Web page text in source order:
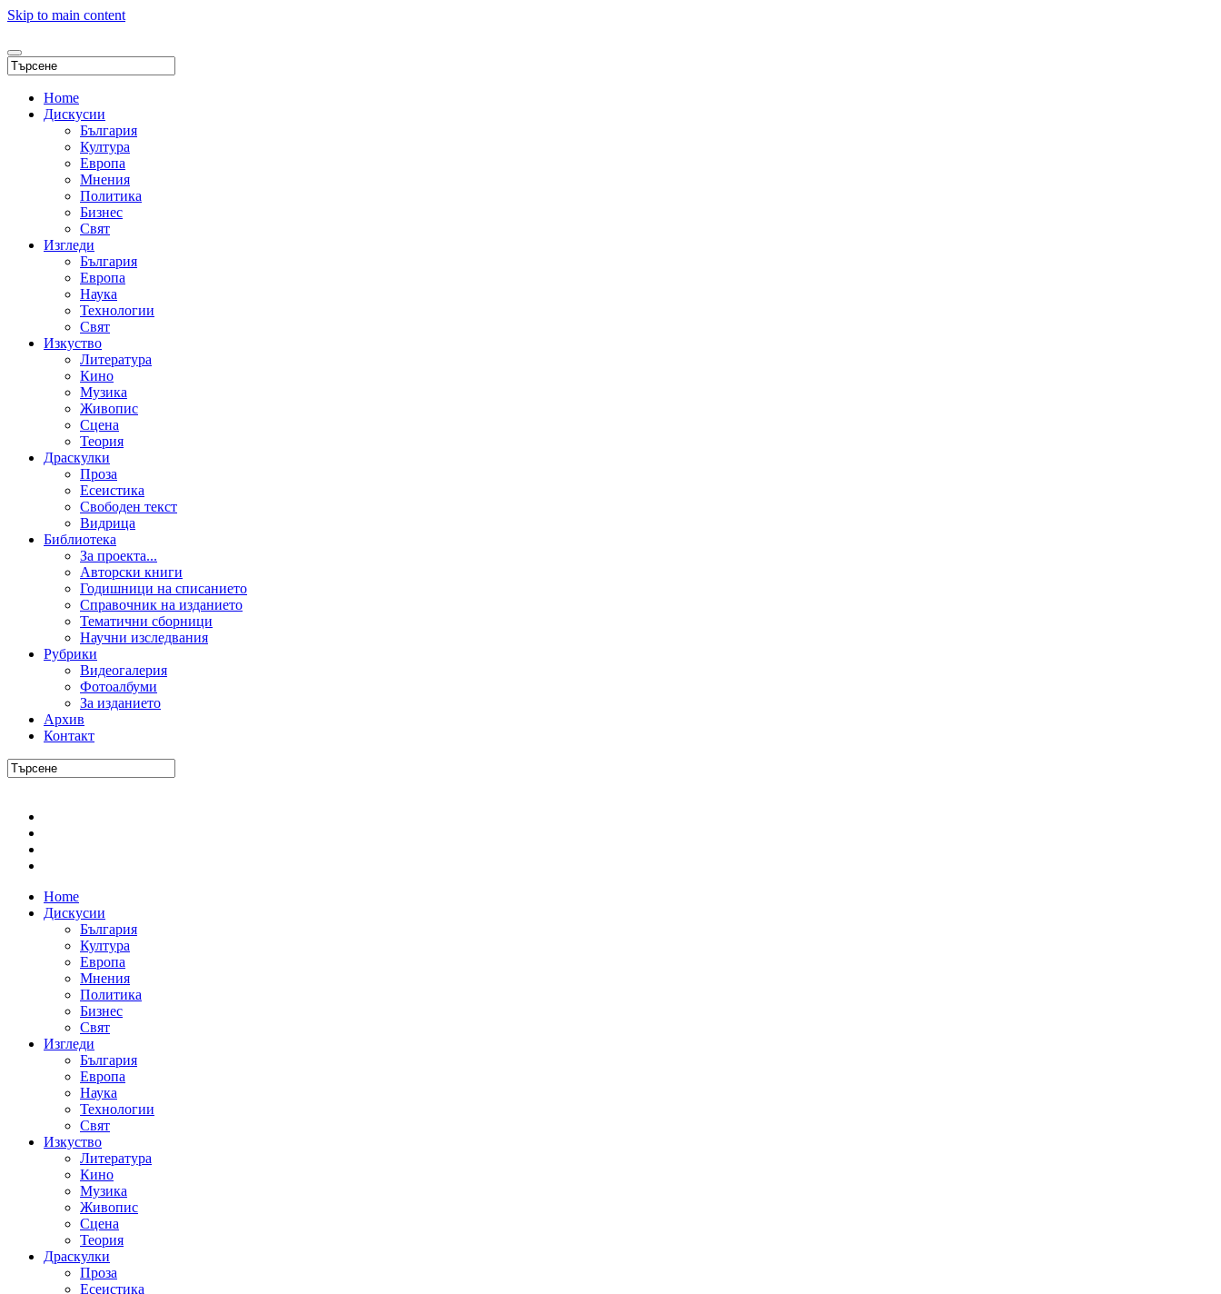
Skip to main content
Home
Дискусии
България
Култура
Европа
Мнения
Политика
Бизнес
Свят
Изгледи
България
Европа
Наука
Технологии
Свят
Изкуство
Литература
Кино
Музика
Живопис
Сцена
Теория
Драскулки
Проза
Есеистика
Свободен текст
Видрица
Библиотека
За проекта...
Авторски книги
Годишници на списанието
Справочник на изданието
Тематични сборници
Научни изследвания
Рубрики
Видеогалерия
Фотоалбуми
За изданието
Архив
Контакт
Home
Дискусии
България
Култура
Европа
Мнения
Политика
Бизнес
Свят
Изгледи
България
Европа
Наука
Технологии
Свят
Изкуство
Литература
Кино
Музика
Живопис
Сцена
Теория
Драскулки
Проза
Есеистика